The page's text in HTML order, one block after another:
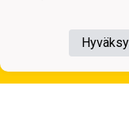
Tietosuojaseloste